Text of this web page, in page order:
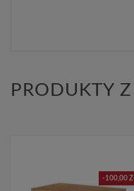
PRODUKTY Z
-100,00